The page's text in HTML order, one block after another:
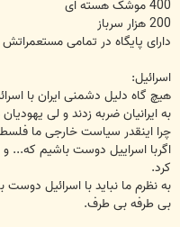
400 موشک هسته ای
200 هزار سرباز
دارای پایگاه در تمامی مستعمراتش
اسرائیل:
هیچ گاه دلیل دشمنی ایران با
به ایرانیان ضربه زدند و لی
چرا اینقدر سیاست خارجی ما
اگربا اسراییل دوست باشیم که...
کرد.
به نظرم ما نباید با اسرائیل
بی طرفه بی طرف.